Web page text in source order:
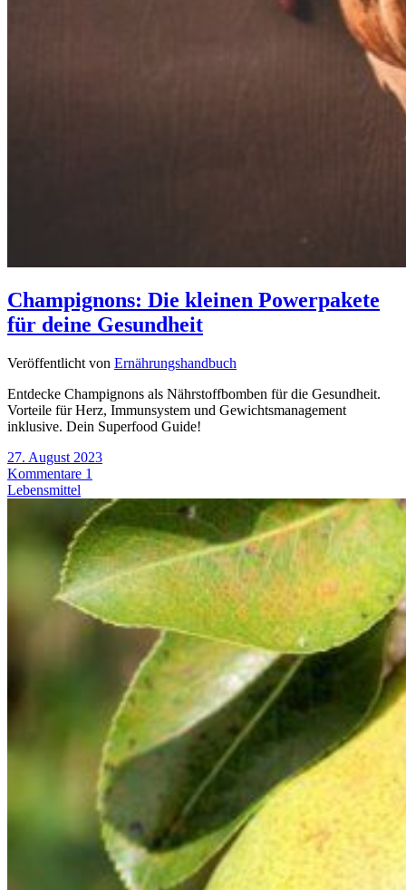
Champignons: Die kleinen Powerpakete
für deine Gesundheit
Veröffentlicht von Ernährungshandbuch
Entdecke Champignons als Nährstoffbomben für die Gesundheit.
Vorteile für Herz, Immunsystem und Gewichtsmanagement
inklusive. Dein Superfood Guide!
27. August 2023
Kommentare 1
Lebensmittel